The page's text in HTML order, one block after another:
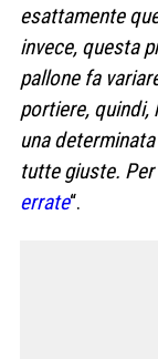
esattamente
invece, questa
pallone fa
portiere, quindi,
una
tutte giuste.
errate“.